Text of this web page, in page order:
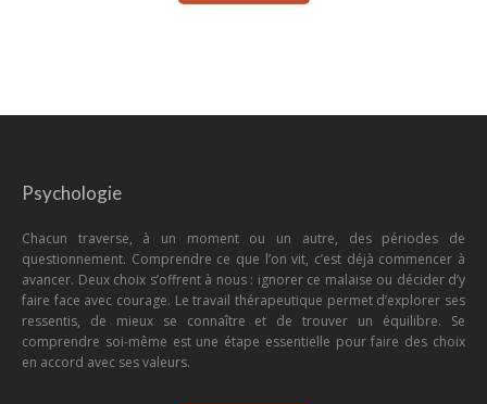
Psychologie
Chacun traverse, à un moment ou un autre, des périodes de
questionnement. Comprendre ce que l’on vit, c’est déjà commencer à
avancer. Deux choix s’offrent à nous : ignorer ce malaise ou décider d’y
faire face avec courage. Le travail thérapeutique permet d’explorer ses
ressentis, de mieux se connaître et de trouver un équilibre. Se
comprendre soi-même est une étape essentielle pour faire des choix
en accord avec ses valeurs.